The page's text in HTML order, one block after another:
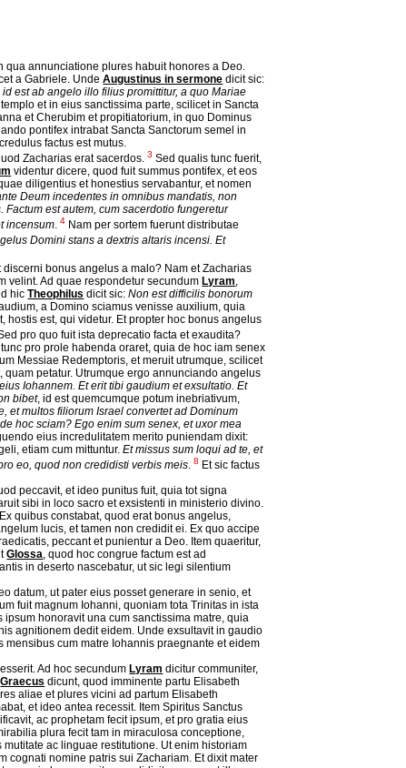
qua annunciatione plures habuit honores a Deo.
a Gabriele. UndeAugustinus in sermone dicit sic:
est ab angelo illo filius promittitur, a quo Mariae
et in eius sanctissima parte, scilicet in Sancta
et Cherubim et propitiatorium, in quo Dominus
pontifex intrabat Sancta Sanctorum semel in
factus est mutus.
Zacharias erat sacerdos.3 Sed qualis tunc fuerit,
videntur dicere, quod fuit summus pontifex, et eos
diligentius et honestius servabantur, et nomen
Deum incedentes in omnibus mandatis, non
est autem, cum sacerdotio fungeretur
incensum.4 Nam per sortem fuerunt distributae
Domini stans a dextris altaris incensi. Et
bonus angelus a malo? Nam et Zacharias
velint. Ad quae respondetur secundum Lyram,
hicTheophilus dicit sic:Non est difficilis bonorum
a Domino sciamus venisse auxilium, quia
est, qui videtur. Et propter hoc bonus angelus
pro quo fuit ista deprecatio facta et exaudita?
pro prole habenda oraret, quia de hoc iam senex
Messiae Redemptoris, et meruit utrumque, scilicet
petatur. Utrumque ergo annunciando angelus
Iohannem. Et erit tibi gaudium et exsultatio. Et
bibet, id est quemcumque potum inebriativum,
et multos filiorum Israel convertet ad Dominum
hoc sciam? Ego enim sum senex, et uxor mea
eius incredulitatem merito puniendam dixit:
etiam cum mittuntur.Et missus sum loqui ad te, et
eo, quod non credidisti verbis meis.8 Et sic factus
peccavit, et ideo punitus fuit, quia tot signa
sibi in loco sacro et exsistenti in ministerio divino.
quibus constabat, quod erat bonus angelus,
lucis, et tamen non credidit ei. Ex quo accipe
peccant et punientur a Deo. Item quaeritur,
Glossa, quod hoc congrue factum est ad
in deserto nascebatur, ut sic legi silentium
datum, ut pater eius posset generare in senio, et
fuit magnum Iohanni, quoniam tota Trinitas in ista
honoravit una cum sanctissima matre, quia
agnitionem dedit eidem. Unde exsultavit in gaudio
cum matre Iohannis praegnante et eidem
Ad hoc secundum Lyram dicitur communiter,
Graecus dicunt, quod imminente partu Elisabeth
aliae et plures vicini ad partum Elisabeth
et ideo antea recessit. Item Spiritus Sanctus
ac prophetam fecit ipsum, et pro gratia eius
plura fecit tam in miraculosa conceptione,
ac linguae restitutione. Ut enim historiam
cognati nomine patris sui Zachariam. Et dixit mater